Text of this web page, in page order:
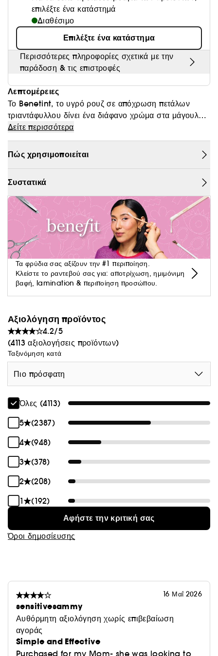
Θαμπάδα
επιλέξτε ένα κατάστημά
Διαθέσιμο
Επιλέξτε ένα κατάστημα
Περισσότερες πληροφορίες σχετικά με την
παράδοση & τις επιστροφές
Λεπτομέρειες
Το Benetint, το υγρό ρουζ σε απόχρωση πετάλων
τριαντάφυλλου δίνει ένα διάφανο χρώμα στα μάγουλα
και τα χείλη για ώρες και αντέχει σε όλα τα φιλιά. Το
Benetint, που δημιουργήθηκε τη δεκαετία του ’70 για
μια εξωτική χορεύτρια, γρήγορα έγινε ένα cult προϊόν.
Σταρ, make-up artists και κορίτσια σε όλο τον κόσμο
δέρματος. Αθώο και προκλητικό. Δεν τρέχει. Δεν
αφήνει ίχνη. Μεγάλης διάρκειας.
Δείτε περισσότερα
Πώς χρησιμοποιείται
Συστατικά
Τα φρύδια σας αξίζουν την #1 περιποίηση.
Κλείστε το ραντεβού σας για: αποτρίχωση, ημιμόνιμη
βαφή, lamination & περιποίηση προσώπου.
Αξιολόγηση προϊόντος
4.2/5
(4113 αξιολογήσεις προϊόντων)
Ταξινόμηση κατά
Πιο πρόσφατη
Όλες (4113)
5
(2387)
4
(948)
3
(378)
2
(208)
1
(192)
Αφήστε την κριτική σας
Όροι δημοσίευσης
16 Μαΐ 2026
sensitivesammy
Αυθόρμητη αξιολόγηση χωρίς επιβεβαίωση
αγοράς
Simple and Effective
Purchased for my Mom- she was looking to